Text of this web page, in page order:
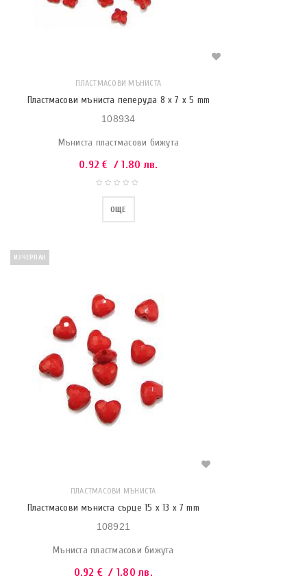
ПЛАСТМАСОВИ МЪНИСТА
Пластмасови мъниста пеперуда 8 x 7 x 5 mm
108934
Мъниста пластмасови бижута
0.92€ / 1.80 лв.
ОЩЕ
ИЗЧЕРПАН
ПЛАСТМАСОВИ МЪНИСТА
Пластмасови мъниста сърце 15 x 13 x 7 mm
108921
Мъниста пластмасови бижута
0.92 € / 1.80 лв.